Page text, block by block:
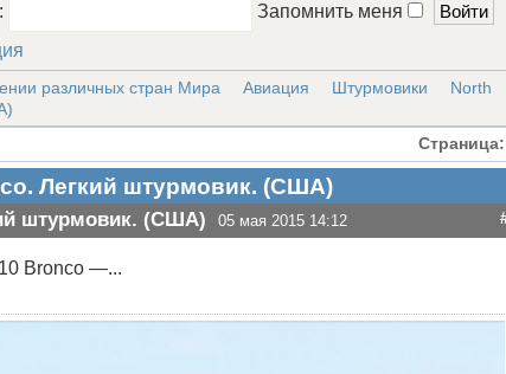
Запомнить меня
различных стран Мира Авиация Штурмовики
North
Страница:
Легкий штурмовик. (США)
штурмовик. (США) 05 мая 2015 14:12
Bronco —...